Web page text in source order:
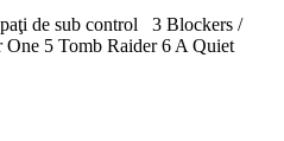
de sub control 3 Blockers /
5 Tomb Raider 6 A Quiet